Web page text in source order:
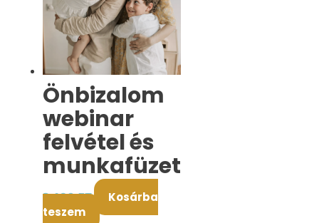
Önbizalom
webinar
felvétel és
munkafüzet
3.490FT
Kosárba
teszem